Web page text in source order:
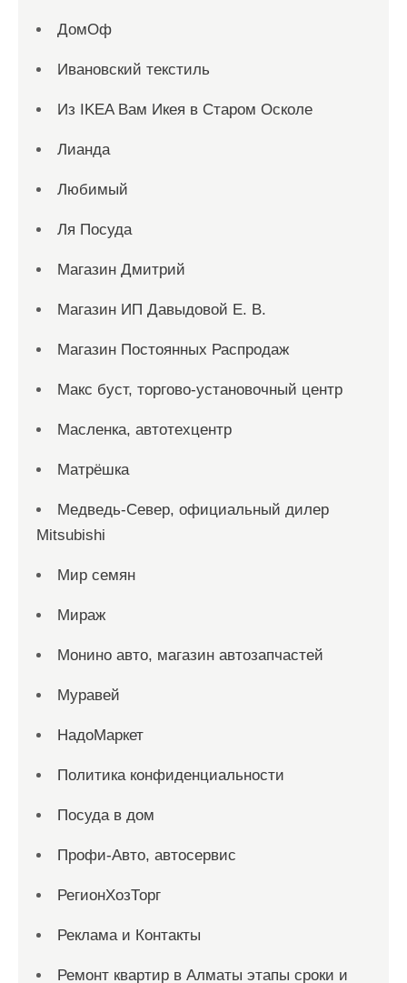
ДомОф
Ивановский текстиль
Из IKEA Вам Икея в Старом Осколе
Лианда
Любимый
Ля Посуда
Магазин Дмитрий
Магазин ИП Давыдовой Е. В.
Магазин Постоянных Распродаж
Макс буст, торгово-установочный центр
Масленка, автотехцентр
Матрёшка
Медведь-Север, официальный дилер
Mitsubishi
Мир семян
Мираж
Монино авто, магазин автозапчастей
Муравей
НадоМаркет
Политика конфиденциальности
Посуда в дом
Профи-Авто, автосервис
РегионХозТорг
Реклама и Контакты
Ремонт квартир в Алматы этапы сроки и